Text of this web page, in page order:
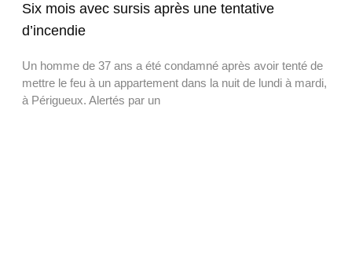
Six mois avec sursis après une tentative
d’incendie
Un homme de 37 ans a été condamné après avoir tenté de
mettre le feu à un appartement dans la nuit de lundi à mardi,
à Périgueux. Alertés par un